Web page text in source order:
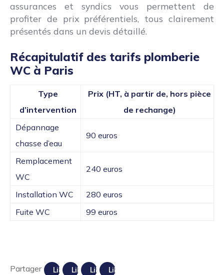
assurances et syndics vous permettent de
profiter de prix préférentiels, tous clairement
présentés dans un devis détaillé.
Récapitulatif des tarifs plomberie
WC à Paris
Type
d’intervention
Prix (HT, à partir de, hors pièce
de rechange)
Dépannage
chasse d’eau
90 euros
Remplacement
WC
240 euros
Installation WC
280 euros
Fuite WC
99 euros
Partager Like usLike usLike usLike us